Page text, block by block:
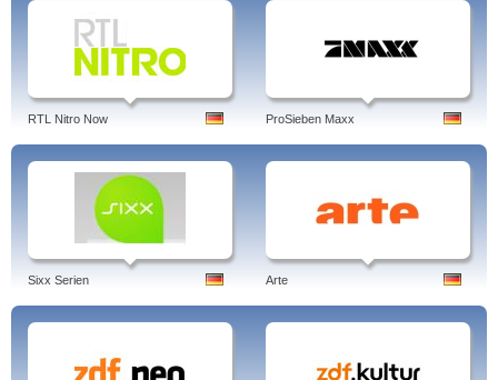
RTL Nitro Now ProSieben Maxx
Sixx Serien Arte